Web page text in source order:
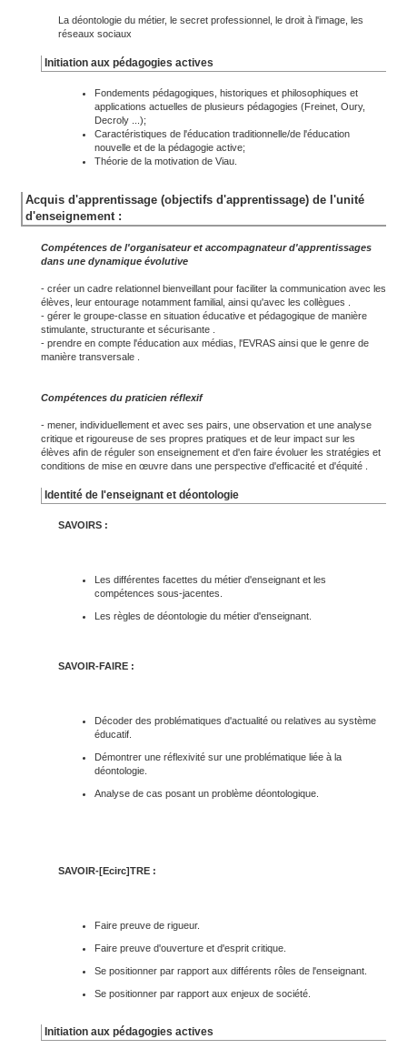
La déontologie du métier, le secret professionnel, le droit à l'image, les
réseaux sociaux
Initiation aux pédagogies actives
Fondements pédagogiques, historiques et philosophiques et
applications actuelles de plusieurs pédagogies (Freinet, Oury,
Decroly ...);
Caractéristiques de l'éducation traditionnelle/de l'éducation
nouvelle et de la pédagogie active;
Théorie de la motivation de Viau.
Acquis d'apprentissage (objectifs d'apprentissage) de l'unité
d'enseignement :
Compétences de l'organisateur et accompagnateur d'apprentissages
dans une dynamique évolutive
- créer un cadre relationnel bienveillant pour faciliter la communication avec les
élèves, leur entourage notamment familial, ainsi qu'avec les collègues .
- gérer le groupe-classe en situation éducative et pédagogique de manière
stimulante, structurante et sécurisante .
- prendre en compte l'éducation aux médias, l'EVRAS ainsi que le genre de
manière transversale .
Compétences du praticien réflexif
- mener, individuellement et avec ses pairs, une observation et une analyse
critique et rigoureuse de ses propres pratiques et de leur impact sur les
élèves afin de réguler son enseignement et d'en faire évoluer les stratégies et
conditions de mise en œuvre dans une perspective d'efficacité et d'équité .
Identité de l'enseignant et déontologie
SAVOIRS :
Les différentes facettes du métier d'enseignant et les
compétences sous-jacentes.
Les règles de déontologie du métier d'enseignant.
SAVOIR-FAIRE :
Décoder des problématiques d'actualité ou relatives au système
éducatif.
Démontrer une réflexivité sur une problématique liée à la
déontologie.
Analyse de cas posant un problème déontologique.
SAVOIR-[Ecirc]TRE :
Faire preuve de rigueur.
Faire preuve d'ouverture et d'esprit critique.
Se positionner par rapport aux différents rôles de l'enseignant.
Se positionner par rapport aux enjeux de société.
Initiation aux pédagogies actives